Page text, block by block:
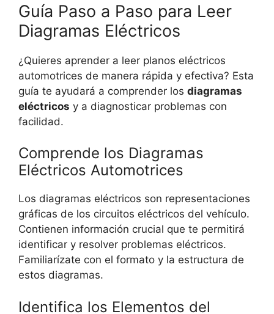
Guía Paso a Paso para Leer
Diagramas Eléctricos
¿Quieres aprender a leer planos eléctricos
automotrices de manera rápida y efectiva? Esta
guía te ayudará a comprender los diagramas
eléctricos y a diagnosticar problemas con
facilidad.
Comprende los Diagramas
Eléctricos Automotrices
Los diagramas eléctricos son representaciones
gráficas de los circuitos eléctricos del vehículo.
Contienen información crucial que te permitirá
identificar y resolver problemas eléctricos.
Familiarízate con el formato y la estructura de
estos diagramas.
Identifica los Elementos del